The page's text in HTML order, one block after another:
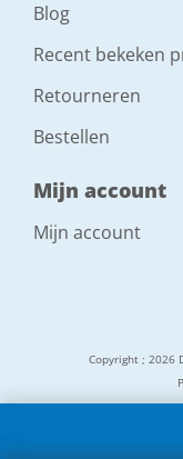
Blog
Recent bekeken
Retourneren
Bestellen
Mijn account
Mijn account
Copyright ; 2026